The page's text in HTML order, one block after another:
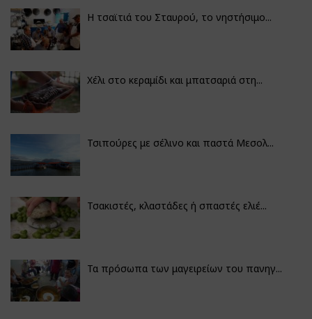
Η τσαϊτιά του Σταυρού, το νηστήσιμο...
Χέλι στο κεραμίδι και μπατσαριά στη...
Τσιπούρες με σέλινο και παστά Μεσολ...
Τσακιστές, κλαστάδες ή σπαστές ελιέ...
Τα πρόσωπα των μαγειρείων του πανηγ...